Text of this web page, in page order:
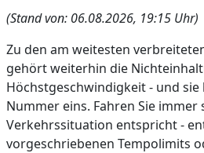
(Stand von: 06.08.2026, 19:15 Uhr)
Zu den am weitesten
gehört weiterhin die
Höchstgeschwindigkeit - und
Nummer eins. Fahren Sie immer
Verkehrssituation entspricht -
vorgeschriebenen Tempolimits